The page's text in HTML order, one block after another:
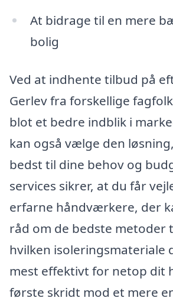
At bidrage til en mere
bolig
Ved at indhente tilbud på
Gerlev fra forskellige
blot et bedre indblik i
kan også vælge den
bedst til dine behov og
services sikrer, at du får
erfarne håndværkere, der
råd om de bedste metoder
hvilken isoleringsmateriale
mest effektivt for netop dit
første skridt mod et mere